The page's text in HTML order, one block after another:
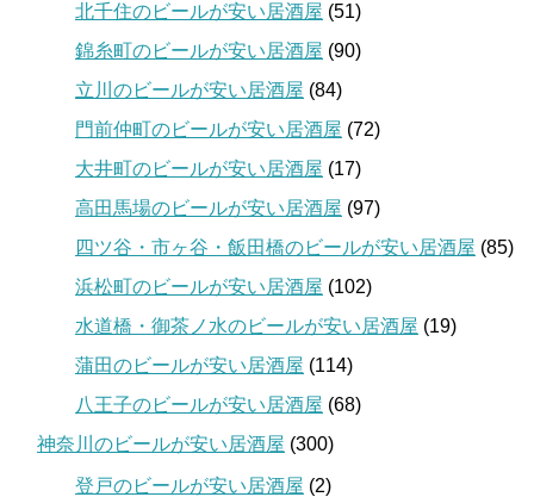
北千住のビールが安い居酒屋 (51)
錦糸町のビールが安い居酒屋 (90)
立川のビールが安い居酒屋 (84)
門前仲町のビールが安い居酒屋 (72)
大井町のビールが安い居酒屋 (17)
高田馬場のビールが安い居酒屋 (97)
四ツ谷・市ヶ谷・飯田橋のビールが安い居酒屋 (85)
浜松町のビールが安い居酒屋 (102)
水道橋・御茶ノ水のビールが安い居酒屋 (19)
蒲田のビールが安い居酒屋 (114)
八王子のビールが安い居酒屋 (68)
神奈川のビールが安い居酒屋 (300)
登戸のビールが安い居酒屋 (2)